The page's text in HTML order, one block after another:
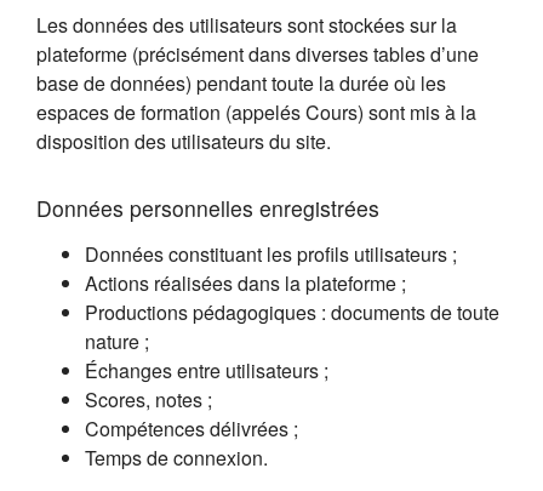
Les données des utilisateurs sont stockées sur la
plateforme (précisément dans diverses tables d’une
base de données) pendant toute la durée où les
espaces de formation (appelés Cours) sont mis à la
disposition des utilisateurs du site.
Données personnelles enregistrées
Données constituant les profils utilisateurs ;
Actions réalisées dans la plateforme ;
Productions pédagogiques : documents de toute
nature ;
Échanges entre utilisateurs ;
Scores, notes ;
Compétences délivrées ;
Temps de connexion.